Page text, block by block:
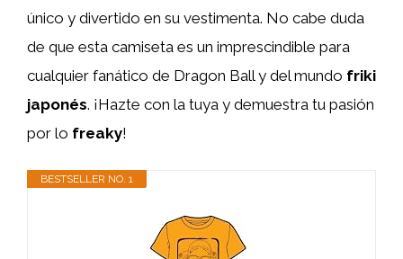
único y divertido en su vestimenta. No cabe duda
de que esta camiseta es un imprescindible para
cualquier fanático de Dragon Ball y del mundo friki
japonés. ¡Hazte con la tuya y demuestra tu pasión
por lo freaky!
BESTSELLER NO. 1